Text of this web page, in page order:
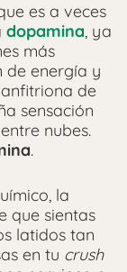
es a veces
dopamina, ya
más
de energía y
de
sensación
nubes.
.
la
que sientas
latidos tan
en tu crush